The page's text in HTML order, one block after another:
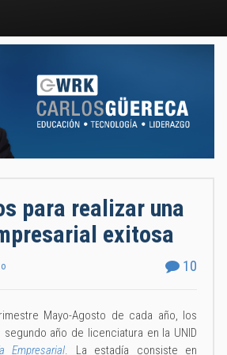
para realizar una
exitosa
10
Mayo-Agosto de cada año, los
año de licenciatura en la UNID
Empresarial. La estadía consiste en